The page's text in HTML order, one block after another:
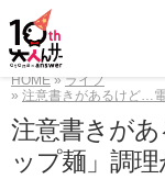
HOME
ライフ
注意書きがあるけど…
注意書きが
ップ麺」調